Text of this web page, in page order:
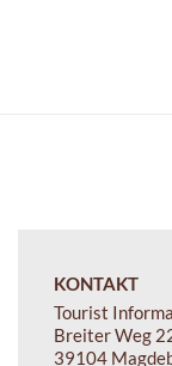
KONTAKT
Tourist
Breiter Weg
39104